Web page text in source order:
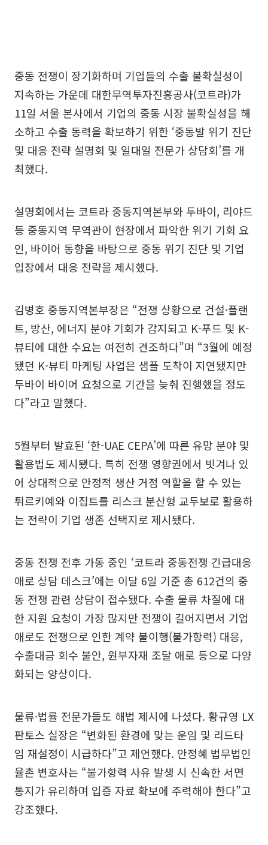
중동 전쟁이 장기화하며 기업들의 수출 불확실성이
지속하는 가운데 대한무역투자진흥공사(코트라)가
11일 서울 본사에서 기업의 중동 시장 불확실성을 해
소하고 수출 동력을 확보하기 위한 ‘중동발 위기 진단
및 대응 전략 설명회 및 일대일 전문가 상담회’를 개
최했다.
설명회에서는 코트라 중동지역본부와 두바이, 리야드
등 중동지역 무역관이 현장에서 파악한 위기 기회 요
인, 바이어 동향을 바탕으로 중동 위기 진단 및 기업
입장에서 대응 전략을 제시했다.
김병호 중동지역본부장은 “전쟁 상황으로 건설·플랜
트, 방산, 에너지 분야 기회가 감지되고 K-푸드 및 K-
뷰티에 대한 수요는 여전히 견조하다”며 “3월에 예정
됐던 K-뷰티 마케팅 사업은 샘플 도착이 지연됐지만
두바이 바이어 요청으로 기간을 늦춰 진행했을 정도
다”라고 말했다.
5월부터 발효된 ‘한-UAE CEPA’에 따른 유망 분야 및
활용법도 제시됐다. 특히 전쟁 영향권에서 빗겨나 있
어 상대적으로 안정적 생산 거점 역할을 할 수 있는
튀르키예와 이집트를 리스크 분산형 교두보로 활용하
는 전략이 기업 생존 선택지로 제시됐다.
중동 전쟁 전후 가동 중인 ‘코트라 중동전쟁 긴급대응
애로 상담 데스크’에는 이달 6일 기준 총 612건의 중
동 전쟁 관련 상담이 접수됐다. 수출 물류 차질에 대
한 지원 요청이 가장 많지만 전쟁이 길어지면서 기업
애로도 전쟁으로 인한 계약 불이행(불가항력) 대응,
수출대금 회수 불안, 원부자재 조달 애로 등으로 다양
화되는 양상이다.
물류·법률 전문가들도 해법 제시에 나셨다. 황규영 LX
판토스 실장은 “변화된 환경에 맞는 운임 및 리드타
임 재설정이 시급하다”고 제언했다. 안정혜 법무법인
율촌 변호사는 “불가항력 사유 발생 시 신속한 서면
통지가 유리하며 입증 자료 확보에 주력해야 한다”고
강조했다.